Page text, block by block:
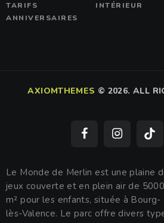
TARIFS
ANNIVERSAIRES
INTÉRIEUR
AXIOMTHEMES © 2026. ALL
Le Monde de Merlin est une plaine
jeux couverte et en plein air de 5000
m² pour les enfants, située à Bourg-
lès-Valence. Le parc offre divers